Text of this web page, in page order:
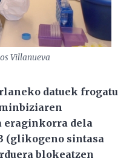
Villanueva
datuek frogatu
eraginkorra dela
(glikogeno sintasa
blokeatzen